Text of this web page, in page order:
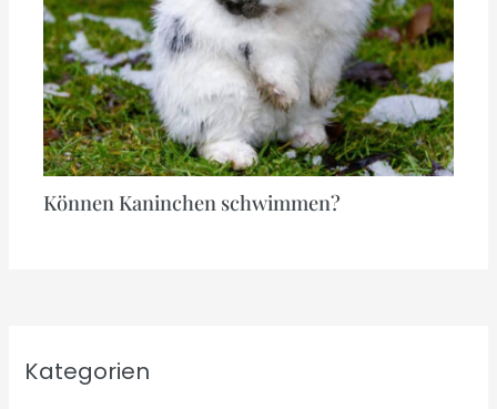
Können Kaninchen schwimmen?
Kategorien